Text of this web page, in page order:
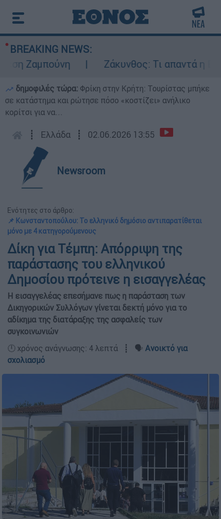
BREAKING NEWS:
Ζαμπούνη
Ζάκυνθος: Τι απαντά η ΕΛΑΣ
δημοφιλές τώρα: Φρίκη στην Κρήτη: Τουρίστας μπήκε
σε κατάστημα και ρώτησε πόσο «κοστίζει» ανήλικο
κορίτσι για να...
┋ Ελλάδα ┋ 02.06.2026 13:55
Newsroom
Ενότητες στο άρθρο:
📌 Κωνσταντοπούλου: Το ελληνικό δημόσιο αντιπαρατίθεται
μόνο με 4 κατηγορούμενους
Δίκη για Τέμπη: Απόρριψη της
παράστασης του ελληνικού
Δημοσίου πρότεινε η εισαγγελέας
Η εισαγγελέας επεσήμανε πως η παράσταση των
Δικηγορικών Συλλόγων γίνεται δεκτή μόνο για το
αδίκημα της διατάραξης της ασφαλείς των
συγκοινωνιών
🕛 χρόνος ανάγνωσης: 4 λεπτά ┋ 🗣️ Ανοικτό για
σχολιασμό